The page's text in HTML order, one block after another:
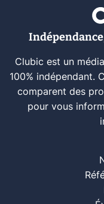
Clubic est un
100% indépendant.
comparent des
pour vous